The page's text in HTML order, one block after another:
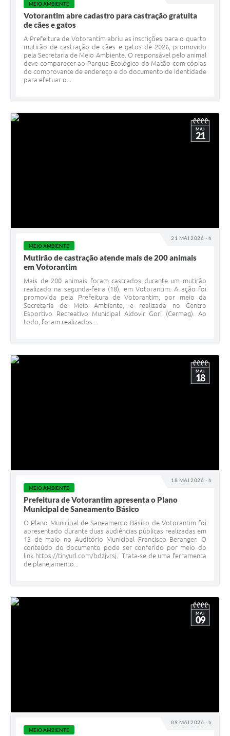
MEIO AMBIENTE
Votorantim abre cadastro para castração gratuita
de cães e gatos
A Prefeitura de Votorantim abriu as inscrições para o quarto
mutirão de castração de cães e gatos de 2026, promovido
pela Secretaria de Meio Ambiente. O responsável pelo animal
deve comparecer ao Parque Ecológico do Matão com cópias
do comprovante de endereço e do documento de identidade
para efetuar o...
21 MAI 2026 - h
MAI
21
MEIO AMBIENTE
Mutirão de castração atende mais de 200 animais
em Votorantim
Mais de 200 animais foram castrados durante um mutirão
realizado na segunda-feira (18), em Votorantim. A ação foi
promovida pela Prefeitura de Votorantim, por meio da
Secretaria de Meio Ambiente, e realizada no Centro
Esportivo Recreativo Municipal Aldovir Gori (Cermag). Ao
todo, foram realizados...
18 MAI 2026 - h
MAI
18
MEIO AMBIENTE
Prefeitura de Votorantim apresenta o Plano
Municipal de Saneamento Básico
O Plano Municipal de Saneamento Básico de Votorantim foi
apresentado durante duas audiências públicas realizadas em
13 de maio no Auditório Municipal Francisco Beranger. O
conteúdo do documento pode ser conferido por meio do
link https://tinyurl.com/bdzjvrsj. Trata-se de uma ferramenta
de planejamento...
09 MAI 2026 - h
MAI
09
MEIO AMBIENTE